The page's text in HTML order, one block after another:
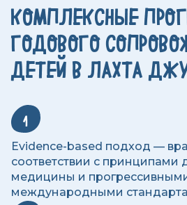
КОМПЛЕКСНЫЕ
ГОДОВОГО
ДЕТЕЙ В ЛАХТА
1
Evidence-based подход —
соответствии с принципами
медицины и
международными